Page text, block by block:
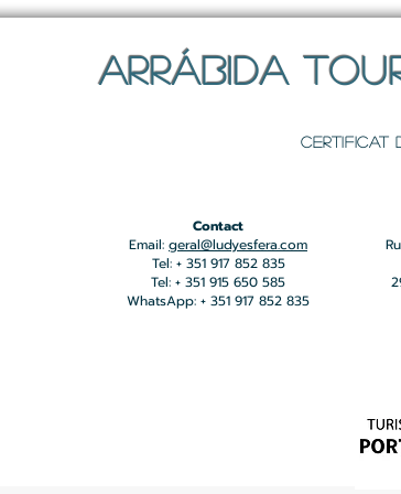
ARRÁBIDA
Certificat
Contact
Email: geral@ludyesfera.com
Tel: + 351 917 852 835
Tel: + 351 915 650 585
WhatsApp: + 351 917 852 835